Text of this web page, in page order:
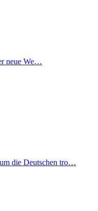
neue We…
die Deutschen tro…